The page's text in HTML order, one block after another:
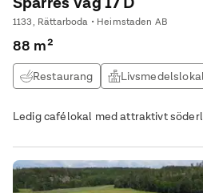
1133, Rättarboda • Heimstaden AB
88 m²
Restaurang Livsmedelslokal
Ledig cafélokal med attraktivt